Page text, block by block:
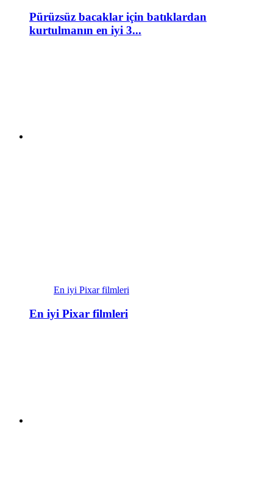
Pürüzsüz bacaklar için batıklardan
kurtulmanın en iyi 3...
En iyi Pixar filmleri
En iyi Pixar filmleri